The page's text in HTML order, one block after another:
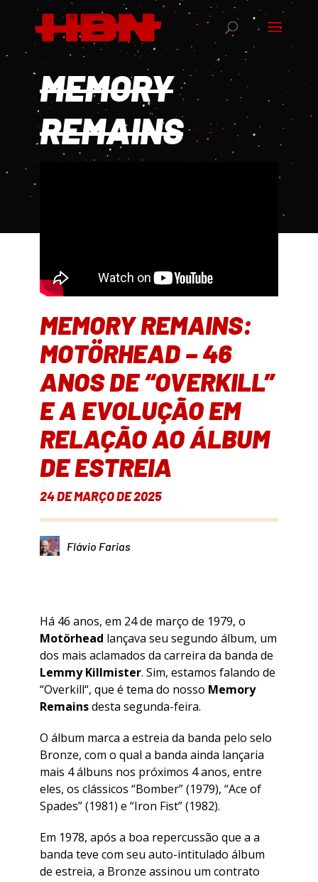
MEMORY
REMAINS
MEMORY REMAINS:
MOTÖRHEAD – 46
ANOS DE “OVERKILL”
E A EVOLUÇÃO EM
RELAÇÃO AO ÁLBUM
DE ESTREIA
24 DE MARÇO DE 2025
Flávio Farias
Há 46 anos, em 24 de março de 1979, o
Motörhead lançava seu segundo álbum, um
dos mais aclamados da carreira da banda de
Lemmy Killmister. Sim, estamos falando de
“Overkill“, que é tema do nosso Memory
Remainsdesta segunda-feira.
O álbum marca a estreia da banda pelo selo
Bronze, com o qual a banda ainda lançaria
mais 4 álbuns nos próximos 4 anos, entre
eles, os clássicos “Bomber” (1979), “Ace of
Spades” (1981) e “Iron Fist” (1982).
Em 1978, após a boa repercussão que a a
banda teve com seu auto-intitulado álbum
de estreia, a Bronze assinou um contrato